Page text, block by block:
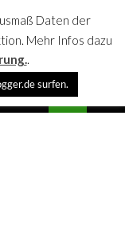
Daten der
Mehr Infos dazu
.
surfen.